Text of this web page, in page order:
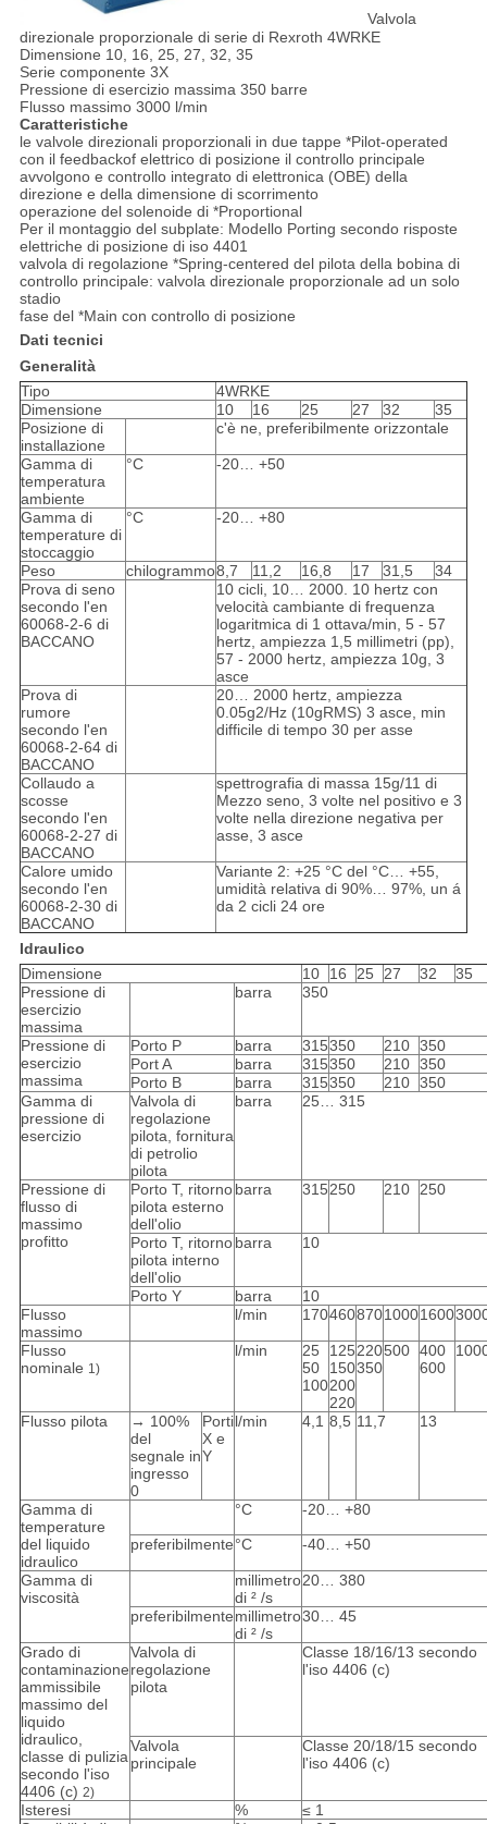
Valvola
direzionale proporzionale di serie di Rexroth 4WRKE
Dimensione 10, 16, 25, 27, 32, 35
Serie componente 3X
Pressione di esercizio massima 350 barre
Flusso massimo 3000 l/min
Caratteristiche
le valvole direzionali proporzionali in due tappe *Pilot-operated
con il feedbackof elettrico di posizione il controllo principale
avvolgono e controllo integrato di elettronica (OBE) della
direzione e della dimensione di scorrimento
operazione del solenoide di *Proportional
Per il montaggio del subplate: Modello Porting secondo risposte
elettriche di posizione di iso 4401
valvola di regolazione *Spring-centered del pilota della bobina di
controllo principale: valvola direzionale proporzionale ad un solo
stadio
fase del *Main con controllo di posizione
Dati tecnici
Generalità
Tipo
4WRKE
Dimensione
10 16 25 27 32
35
Posizione di
installazione
c'è ne, preferibilmente orizzontale
Gamma di
temperatura
ambiente
°C -20… +50
Gamma di
temperature di
stoccaggio
°C -20… +80
Peso chilogrammo8,7 11,2 16,8 17 31,5
34
Prova di seno
secondo l'en
60068-2-6 di
BACCANO
10 cicli, 10… 2000. 10 hertz con
velocità cambiante di frequenza
logaritmica di 1 ottava/min, 5 - 57
hertz, ampiezza 1,5 millimetri (pp),
57 - 2000 hertz, ampiezza 10g, 3
asce
Prova di
rumore
secondo l'en
60068-2-64 di
BACCANO
20… 2000 hertz, ampiezza
0.05g2/Hz (10gRMS) 3 asce, min
difficile di tempo 30 per asse
Collaudo a
scosse
secondo l'en
60068-2-27 di
BACCANO
spettrografia di massa 15g/11 di
Mezzo seno, 3 volte nel positivo e 3
volte nella direzione negativa per
asse, 3 asce
Calore umido
secondo l'en
60068-2-30 di
BACCANO
Variante 2: +25 °C del °C… +55,
umidità relativa di 90%… 97%, un á
da 2 cicli 24 ore
Idraulico
Dimensione
10 16 25 27 32
35
Pressione di
esercizio
massima
barra 350
Pressione di
esercizio
massima
Porto P barra 315350 210 350
Port A
barra 315350 210 350
Porto B
barra 315350 210 350
Gamma di
pressione di
esercizio
Valvola di
regolazione
pilota, fornitura
di petrolio
pilota
barra 25… 315
Pressione di
flusso di
massimo
profitto
Porto T, ritorno
pilota esterno
dell'olio
barra 315250 210 250
Porto T, ritorno
pilota interno
dell'olio
barra 10
Porto Y barra
10
Flusso
massimo
l/min 17046087010001600
Flusso
nominale 1)
l/min
25
50
100
125
150
200
220
220
350
500 400
600
Flusso pilota
→ 100%
del
segnale in
ingresso
0
Porti
X e
Y
l/min 4,1 8,5 11,7 13
Gamma di
temperature
del liquido
idraulico
°C
-20… +80
preferibilmente°C -40… +50
Gamma di
viscosità
millimetro
di ² /s
20… 380
preferibilmentemillimetro
di ² /s
30… 45
Grado di
contaminazione
ammissibile
massimo del
liquido
idraulico,
classe di pulizia
secondo l'iso
4406 (c) 2)
Valvola di
regolazione
pilota
Classe 18/16/13 secondo
l'iso 4406 (c)
Valvola
principale
Classe 20/18/15 secondo
l'iso 4406 (c)
Isteresi %
≤ 1